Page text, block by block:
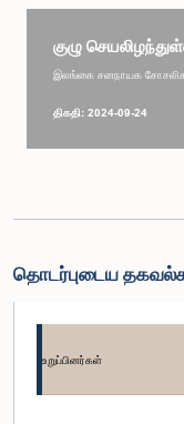
குழு
இலங்கை சனநாயக
திகதி: 2024-09-24
தொடர்புடைய
உறுப்பினர்கள்